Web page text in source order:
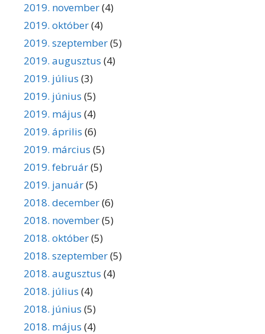
2019. november(4)
2019. október(4)
2019. szeptember(5)
2019. augusztus (4)
2019. július (3)
2019. június (5)
2019. május (4)
2019. április (6)
2019. március (5)
2019. február(5)
2019. január(5)
2018. december(6)
2018. november(5)
2018. október(5)
2018. szeptember(5)
2018. augusztus (4)
2018. július (4)
2018. június (5)
2018. május (4)